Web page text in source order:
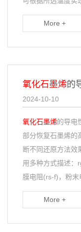
More +
氧化石墨烯的
2024-10-10
氧化石墨烯的导电
部分恢复石墨烯的
断不同还原方法效
用多种方式描述：
膜电阻(rs-f)，粉末
More +